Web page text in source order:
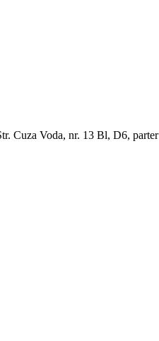
Cuza Voda, nr. 13 Bl, D6, parter